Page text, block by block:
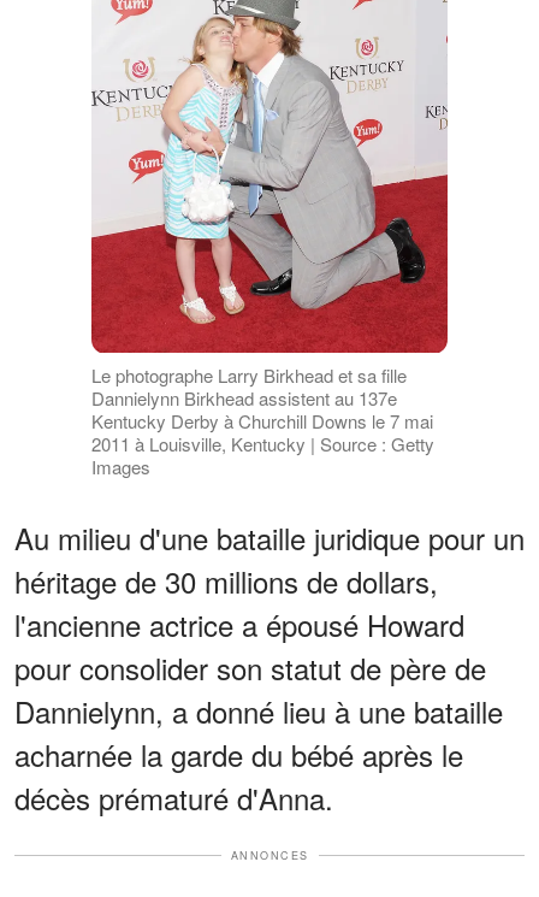
Le photographe Larry Birkhead et sa fille
Dannielynn Birkhead assistent au 137e
Kentucky Derby à Churchill Downs le 7 mai
2011 à Louisville, Kentucky | Source : Getty
Images
Au milieu d'une bataille juridique pour un
héritage de 30 millions de dollars,
l'ancienne actrice a épousé Howard
pour consolider son statut de père de
Dannielynn, a donné lieu à une bataille
acharnée la garde du bébé après le
décès prématuré d'Anna.
ANNONCES